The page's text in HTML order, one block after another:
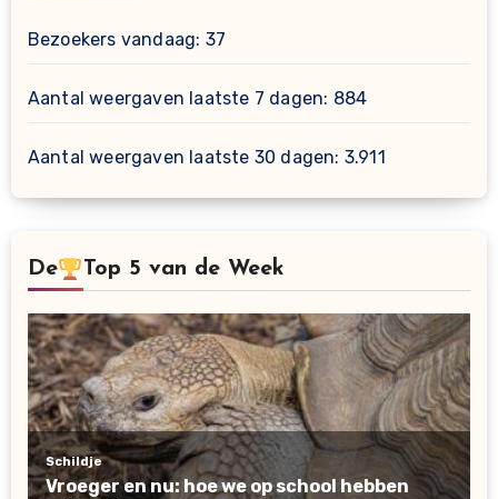
Bezoekers vandaag: 37
Aantal weergaven laatste 7 dagen: 884
Aantal weergaven laatste 30 dagen: 3.911
De Top 5 van de Week